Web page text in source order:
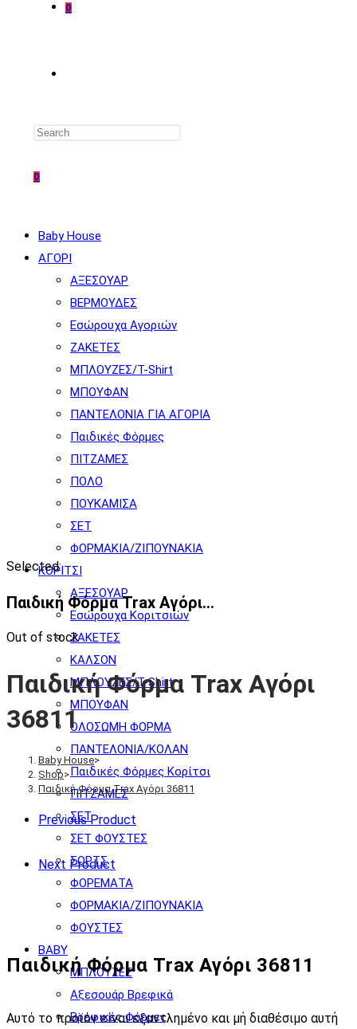
0
0
Baby House
ΑΓΟΡΙ
ΑΞΕΣΟΥΑΡ
ΒΕΡΜΟΥΔΕΣ
Εσώρουχα Αγοριών
ΖΑΚΕΤΕΣ
ΜΠΛΟΥΖΕΣ/T-Shirt
ΜΠΟΥΦΑΝ
ΠΑΝΤΕΛΟΝΙΑ ΓΙΑ ΑΓΟΡΙΑ
Παιδικές Φόρμες
ΠΙΤΖΑΜΕΣ
ΠΟΛΟ
ΠΟΥΚΑΜΙΣΑ
ΣΕΤ
ΦΟΡΜΑΚΙΑ/ΖΙΠΟΥΝΑΚΙΑ
ΚΟΡΙΤΣΙ
ΑΞΕΣΟΥΑΡ
Εσώρουχα Κοριτσιών
ΖΑΚΕΤΕΣ
ΚΑΛΣΟΝ
ΜΠΛΟΥΖΕΣ/T-Shirt
ΜΠΟΥΦΑΝ
ΟΛΟΣΩΜΗ ΦΟΡΜΑ
ΠΑΝΤΕΛΟΝΙΑ/ΚΟΛΑΝ
Παιδικές Φόρμες Κορίτσι
ΠΙΤΖΑΜΕΣ
ΣΕΤ
ΣΕΤ ΦΟΥΣΤΕΣ
ΣΟΡΤΣ
ΦΟΡΕΜΑΤΑ
ΦΟΡΜΑΚΙΑ/ΖΙΠΟΥΝΑΚΙΑ
ΦΟΥΣΤΕΣ
BABY
ΜΠΛΟΥΖΕΣ
Αξεσουάρ Βρεφικά
Βρεφικές Φόρμες
Selected:
Παιδική Φόρμα Trax Αγόρι…
Out of stock
Παιδική Φόρμα Trax Αγόρι
36811
Baby House>
Shop>
Παιδική Φόρμα Trax Αγόρι 36811
Previous Product
Next Product
Παιδική Φόρμα Trax Αγόρι 36811
Αυτό το προϊόν είναι εξαντλημένο και μή διαθέσιμο αυτή